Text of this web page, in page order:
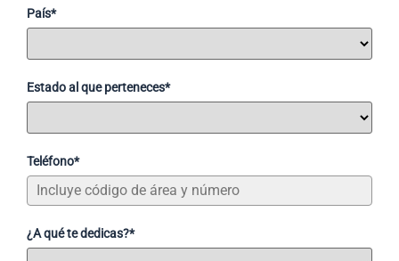
País*
Estado al que perteneces*
Teléfono*
¿A qué te dedicas?*